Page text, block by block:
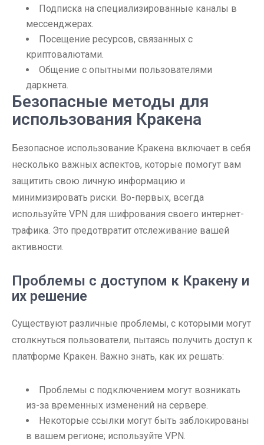
Подписка на специализированные каналы в
мессенджерах.
Посещение ресурсов, связанных с
криптовалютами.
Общение с опытными пользователями
даркнета.
Безопасные методы для
использования Кракена
Безопасное использование Кракена включает в себя
несколько важных аспектов, которые помогут вам
защитить свою личную информацию и
минимизировать риски. Во-первых, всегда
используйте VPN для шифрования своего интернет-
трафика. Это предотвратит отслеживание вашей
активности.
Проблемы с доступом к Кракену и
их решение
Существуют различные проблемы, с которыми могут
столкнуться пользователи, пытаясь получить доступ к
платформе Кракен. Важно знать, как их решать:
Проблемы с подключением могут возникать
из-за временных изменений на сервере.
Некоторые ссылки могут быть заблокированы
в вашем регионе; используйте VPN.